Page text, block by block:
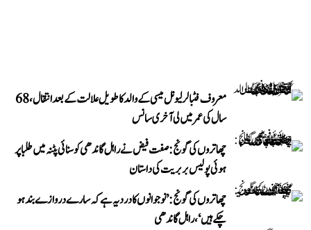
معروف فٹبالر لیونل میسی کے والد کا طویل علالت کے بعد انتقال، 68
سال کی عمر میں لی آخری سانس
چھاتروں کی گونج: صفت فیض نے راہل گاندھی کو سنائی پٹنہ میں طلبا پر
ہوئی پولیس بربریت کی داستان
چھاتروں کی گونج: ’نوجوانوں کا درد یہ ہے کہ سارے دروازے بند ہو
چکے ہیں‘، راہل گاندھی